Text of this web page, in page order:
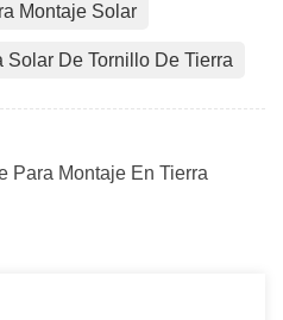
Montaje Solar
Solar De Tornillo De Tierra
Para Montaje En Tierra